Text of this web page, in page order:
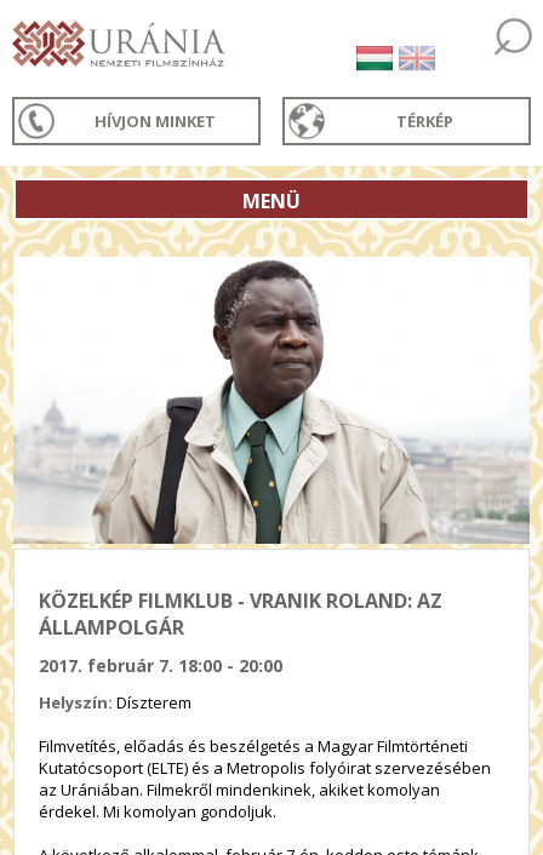
HÍVJON MINKET TÉRKÉP
MENÜ
KÖZELKÉP FILMKLUB - VRANIK ROLAND: AZ
ÁLLAMPOLGÁR
2017. február 7. 18:00 - 20:00
Helyszín:Díszterem
Filmvetítés, előadás és beszélgetés a Magyar Filmtörténeti
Kutatócsoport (ELTE) és a Metropolis folyóirat szervezésében
az Urániában. Filmekről mindenkinek, akiket komolyan
érdekel. Mi komolyan gondoljuk.